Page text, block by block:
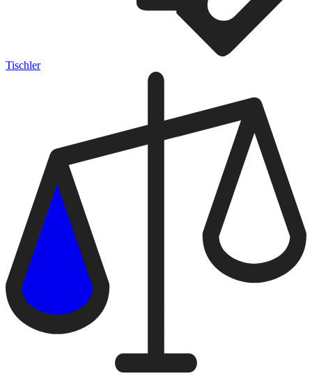
Tischler